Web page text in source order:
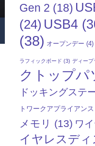
Gen 2 (18)
(24) USB4
(38) オープンデー (4)
ラフィックボード (3) ディープ
クトップパ
ドッキングステ
トワークアプライアンス
メモリ (13) ワ
イヤレスディ